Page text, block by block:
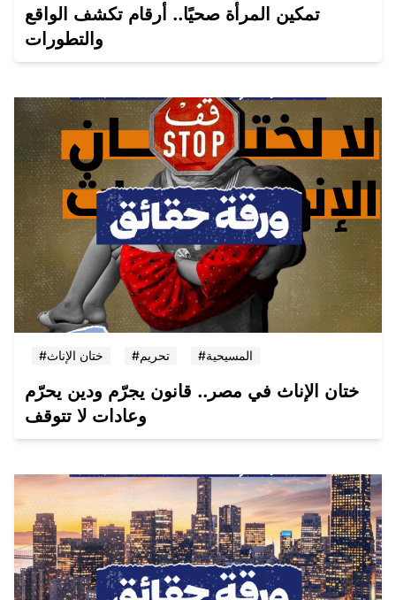
تمكين المرأة صحيًا.. أرقام تكشف الواقع
والتطورات
#ختان الإناث #تحريم #المسيحية
ختان الإناث في مصر.. قانون يجرّم ودين يحرّم
وعادات لا تتوقف